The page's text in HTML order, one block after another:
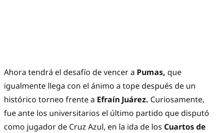
Ahora tendrá el desafío de vencer a Pumas, que
igualmente llega con el ánimo a tope después de un
histórico torneo frente a Efraín Juárez. Curiosamente,
fue ante los universitarios el último partido que disputó
como jugador de Cruz Azul, en la ida de los Cuartos de